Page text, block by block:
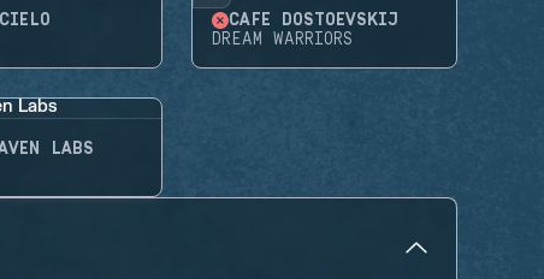
CAFÉ DOSTOEVSKIJ
DREAM WARRIORS
LABS